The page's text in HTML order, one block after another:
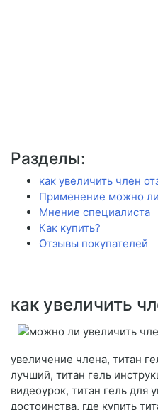
Разделы:
как увеличить член
Применение можно
Мнение специалиста
Как купить?
Отзывы покупателей
как увеличить
увеличение члена, титан
лучший, титан гель
видеоурок, титан гель для
достоинства, где купить